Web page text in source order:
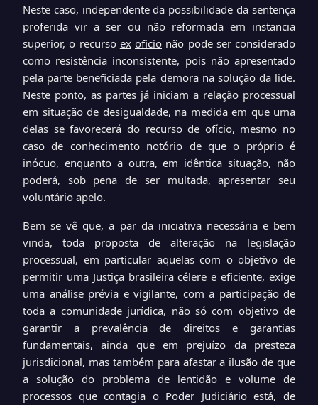
Neste caso, independente da possibilidade da sentença
proferida vir a ser ou não reformada em instancia
superior, o recurso ex oficio não pode ser considerado
como resistência inconsistente, pois não apresentado
pela parte beneficiada pela demora na solução da lide.
Neste ponto, as partes já iniciam a relação processual
em situação de desigualdade, na medida em que uma
delas se favorecerá do recurso de ofício, mesmo no
caso de conhecimento notório de que o próprio é
inócuo, enquanto a outra, em idêntica situação, não
poderá, sob pena de ser multada, apresentar seu
voluntário apelo.
Bem se vê que, a par da iniciativa necessária e bem
vinda, toda proposta de alteração na legislação
processual, em particular aquelas com o objetivo de
permitir uma Justiça brasileira célere e eficiente, exige
uma análise prévia e vigilante, com a participação de
toda a comunidade jurídica, não só com objetivo de
garantir a prevalência de direitos e garantias
fundamentais, ainda que em prejuízo da presteza
jurisdicional, mas também para afastar a ilusão de que
a solução do problema de lentidão e volume de
processos que contagia o Poder Judiciário está, de